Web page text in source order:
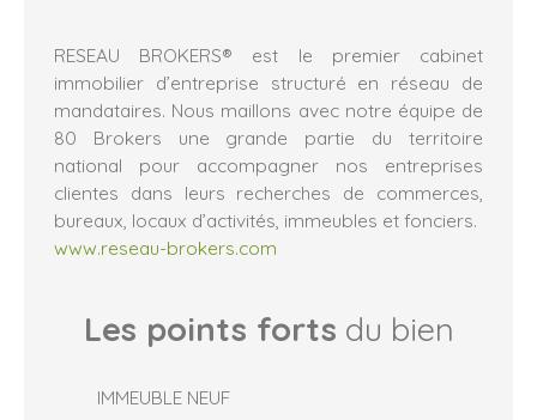
RESEAU BROKERS® est le premier cabinet
immobilier d’entreprise structuré en réseau de
mandataires. Nous maillons avec notre équipe de
80 Brokers une grande partie du territoire
national pour accompagner nos entreprises
clientes dans leurs recherches de commerces,
bureaux, locaux d’activités, immeubles et fonciers.
www.reseau-brokers.com
Les points forts du bien
IMMEUBLE NEUF